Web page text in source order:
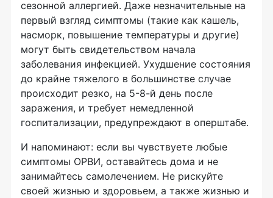
сезонной аллергией. Даже незначительные на
первый взгляд симптомы (такие как кашель,
насморк, повышение температуры и другие)
могут быть свидетельством начала
заболевания инфекцией. Ухудшение состояния
до крайне тяжелого в большинстве случае
происходит резко, на 5-8-й день после
заражения, и требует немедленной
госпитализации, предупреждают в оперштабе.
И напоминают: если вы чувствуете любые
симптомы ОРВИ, оставайтесь дома и не
занимайтесь самолечением. Не рискуйте
своей жизнью и здоровьем, а также жизнью и